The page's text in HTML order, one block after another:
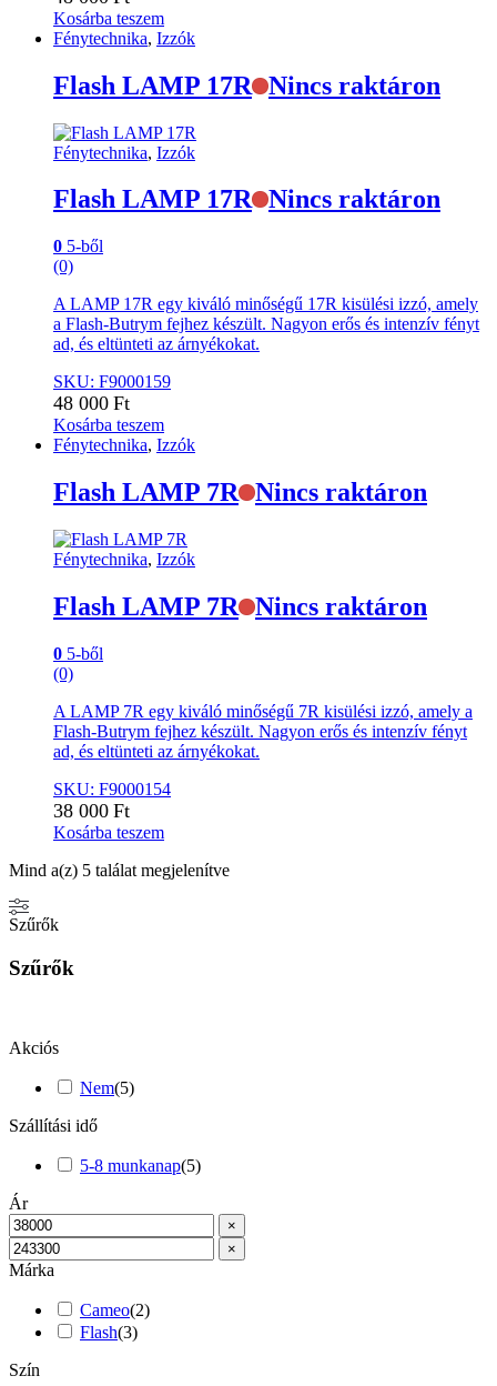
Kosárba teszem
Fénytechnika, Izzók
Flash LAMP 17R Nincs raktáron
Fénytechnika, Izzók
Flash LAMP 17R Nincs raktáron
0 5-ből
(0)
A LAMP 17R egy kiváló minőségű 17R kisülési izzó, amely
a Flash-Butrym fejhez készült. Nagyon erős és intenzív fényt
ad, és eltünteti az árnyékokat.
SKU: F9000159
48 000 Ft
Kosárba teszem
Fénytechnika, Izzók
Flash LAMP 7R Nincs raktáron
Fénytechnika, Izzók
Flash LAMP 7R Nincs raktáron
0 5-ből
(0)
A LAMP 7R egy kiváló minőségű 7R kisülési izzó, amely a
Flash-Butrym fejhez készült. Nagyon erős és intenzív fényt
ad, és eltünteti az árnyékokat.
SKU: F9000154
38 000 Ft
Kosárba teszem
Mind a(z) 5 találat megjelenítve
Szűrők
Szűrők
Akciós
Nem(5)
Szállítási idő
5-8 munkanap(5)
Ár
×
×
Márka
Cameo(2)
Flash(3)
Szín